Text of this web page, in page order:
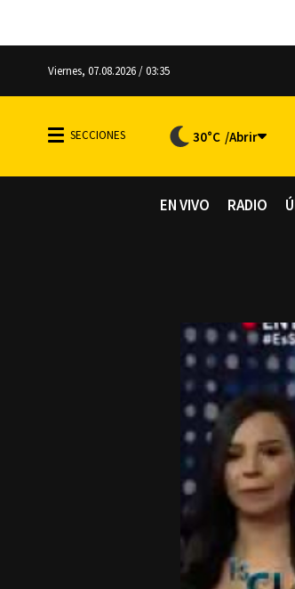
Viernes, 07.08.2026 / 03:35
30°C
EN VIVO RADIO